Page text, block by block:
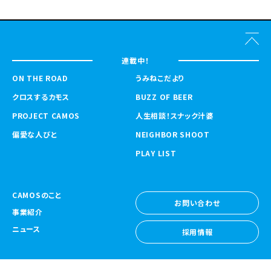
連載中！
ON THE ROAD
クロスするカモス
PROJECT CAMOS
偏愛な人びと
うみねこだより
BUZZ OF BEER
人生相談！スナック汁婆
NEIGHBOR SHOOT
PLAY LIST
CAMOSのこと
事業紹介
ニュース
お問い合わせ
お問い合わせ
採用情報